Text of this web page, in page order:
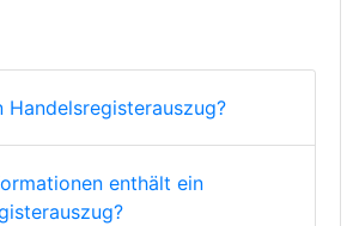
Handelsregisterauszug?
enthält ein